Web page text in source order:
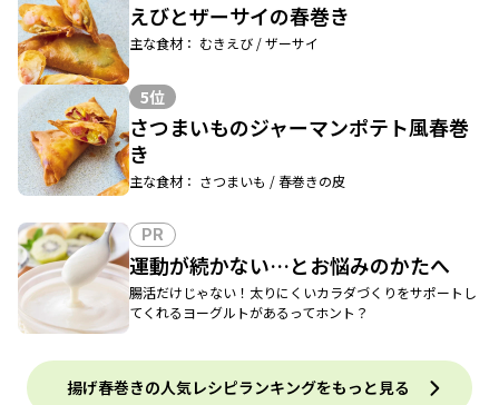
えびとザーサイの春巻き
主な食材： むきえび / ザーサイ
5位
さつまいものジャーマンポテト風春巻
き
主な食材： さつまいも / 春巻きの皮
PR
運動が続かない…とお悩みのかたへ
腸活だけじゃない！太りにくいカラダづくりをサポートし
てくれるヨーグルトがあるってホント？
揚げ春巻きの人気レシピランキングをもっと見る